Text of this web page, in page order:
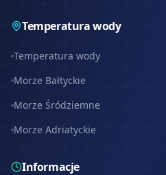
Temperatura wody
Temperatura wody
Morze Bałtyckie
Morze Śródziemne
Morze Adriatyckie
Informacje